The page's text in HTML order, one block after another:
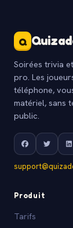
Q
Soirées trivia
pro. Les
téléphone,
matériel, sans
public.
Produit
Tarifs